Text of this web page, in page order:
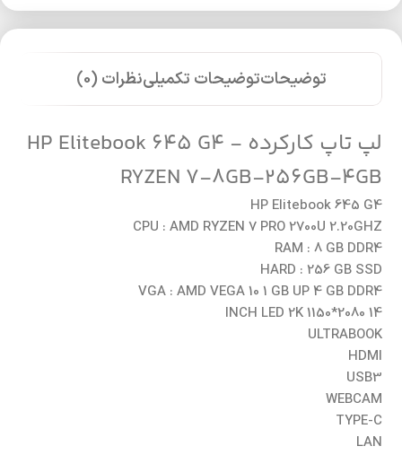
توضیحاتتوضیحات تکمیلینظرات (0)
لپ تاپ کارکرده HP Elitebook 645 G4 -
RYZEN 7-8GB-256GB-4GB
HP Elitebook 645 G4
CPU : AMD RYZEN 7 PRO 2700U 2.20GHZ
RAM : 8 GB DDR4
HARD : 256 GB SSD
VGA : AMD VEGA 10 1 GB UP 4 GB DDR4
14 INCH LED 2K 1150*2080
ULTRABOOK
HDMI
USB3
WEBCAM
TYPE-C
LAN